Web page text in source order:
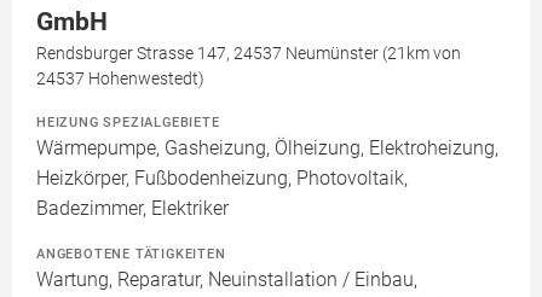
GmbH
Rendsburger Strasse 147, 24537 Neumünster (21km von
24537 Hohenwestedt)
HEIZUNG SPEZIALGEBIETE
Wärmepumpe, Gasheizung, Ölheizung, Elektroheizung,
Heizkörper, Fußbodenheizung, Photovoltaik,
Badezimmer, Elektriker
ANGEBOTENE TÄTIGKEITEN
Wartung, Reparatur, Neuinstallation / Einbau,